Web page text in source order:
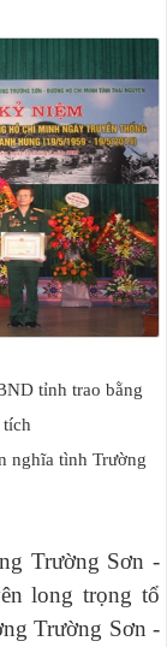
tỉnh trao bằng
tích
nghĩa tình Trường
Trường Sơn -
long trọng tổ
Trường Sơn -